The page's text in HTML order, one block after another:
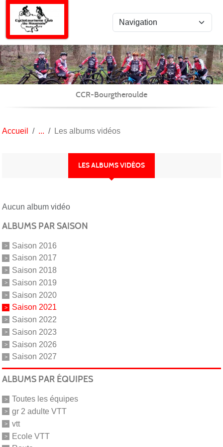
CCR-Bourgtheroulde
Accueil Les albums vidéos
LES ALBUMS VIDÉOS
Aucun album vidéo
ALBUMS PAR SAISON
Saison 2016
Saison 2017
Saison 2018
Saison 2019
Saison 2020
Saison 2021
Saison 2022
Saison 2023
Saison 2026
Saison 2027
ALBUMS PAR ÉQUIPES
Toutes les équipes
gr 2 adulte VTT
vtt
Ecole VTT
Panneau de gestion des cookies